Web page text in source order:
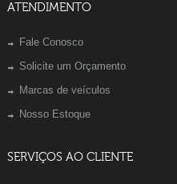
ATENDIMENTO
Fale Conosco
Solicite um Orçamento
Marcas de veículos
Nosso Estoque
SERVIÇOS AO CLIENTE